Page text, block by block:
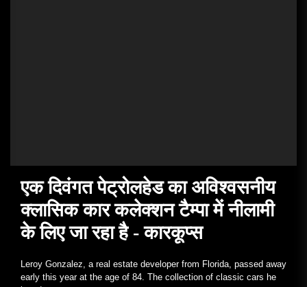
एक दिवंगत पेट्रोलहेड का अविश्वसनीय
क्लासिक कार कलेक्शन टैम्पा में नीलामी
के लिए जा रहा है - कारकूप्‍स
Leroy Gonzalez, a real estate developer from Florida, passed away
early this year at the age of 84. The collection of classic cars he